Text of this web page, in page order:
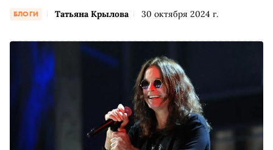
БЛОГИ Татьяна Крылова 30 октября 2024 г.
визиты к неврологу могут существенно улучшить
Инной — кандидатом медицинских наук, неврологом,
вертебрологом о том, почему стоит задуматься о
посещении данного специалиста